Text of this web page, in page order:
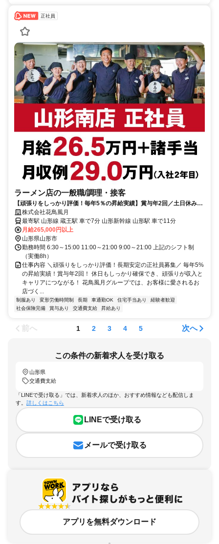
正社員
ラーメン店の一般職/調理・接客
【頑張りをしっかり評価！毎年5％の昇給実績】賞与年2回／土日休みも
取得可能／休日や収入も安定！
株式会社花鳥風月
最寄駅 山形線 蔵王駅 車で7分 山形新幹線 山形駅 車で11分
月給265,000円以上
山形県山形市
勤務時間 6:30～15:00 11:00～21:00 9:00～21:00 上記のシフト制
（実働8h）
仕事内容 ＼頑張りをしっかり評価！長期安定の正社員募集／ 毎年5%
の昇給実績！賞与年2回！ 休日もしっかり確保でき、頑張りが収入と
キャリアにつながる！ 花鳥風月グループでは、お客様に愛されるお
店づく...
制服あり 変形労働時間制 長期 車通勤OK 住宅手当あり
経験者歓迎
社会保険完備
賞与あり 交通費支給 昇給あり
前へ 1 2 3 4 5 次へ
この条件の新着求人を受け取る
山形県
交通費支給
「LINEで受け取る」では、新着求人のほか、おすすめ情報なども配信しま
す。 詳しくはこちら
LINEで受け取る
メールで受け取る
アプリを無料ダウンロード